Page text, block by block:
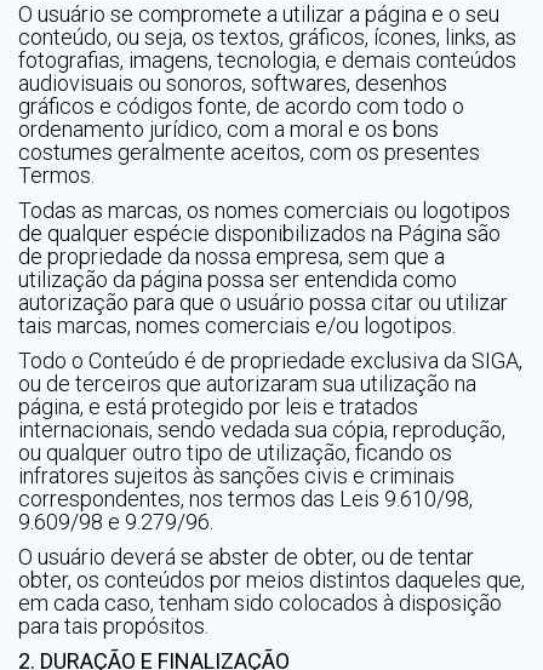
O usuário se compromete a utilizar a página e o seu
conteúdo, ou seja, os textos, gráficos, ícones, links, as
fotografias, imagens, tecnologia, e demais conteúdos
audiovisuais ou sonoros, softwares, desenhos
gráficos e códigos fonte, de acordo com todo o
ordenamento jurídico, com a moral e os bons
costumes geralmente aceitos, com os presentes
Termos.
Todas as marcas, os nomes comerciais ou logotipos
de qualquer espécie disponibilizados na Página são
de propriedade da nossa empresa, sem que a
utilização da página possa ser entendida como
autorização para que o usuário possa citar ou utilizar
tais marcas, nomes comerciais e/ou logotipos.
Todo o Conteúdo é de propriedade exclusiva da SIGA,
ou de terceiros que autorizaram sua utilização na
página, e está protegido por leis e tratados
internacionais, sendo vedada sua cópia, reprodução,
ou qualquer outro tipo de utilização, ficando os
infratores sujeitos às sanções civis e criminais
correspondentes, nos termos das Leis 9.610/98,
9.609/98 e 9.279/96.
O usuário deverá se abster de obter, ou de tentar
obter, os conteúdos por meios distintos daqueles que,
em cada caso, tenham sido colocados à disposição
para tais propósitos.
2. DURAÇÃO E FINALIZAÇÃO